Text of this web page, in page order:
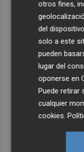
otros fines,
del
solo a este
pueden
lugar del
oponerse en
Puede retirar
cualquier
cookies .